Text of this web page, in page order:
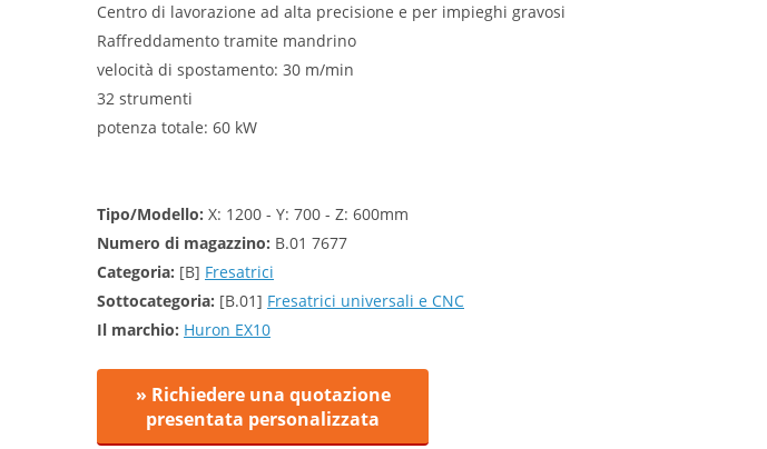
Centro di lavorazione ad alta precisione e per impieghi gravosi
Raffreddamento tramite mandrino
velocità di spostamento: 30 m/min
32 strumenti
potenza totale: 60 kW
Tipo/Modello: X: 1200 - Y: 700 - Z: 600mm
Numero di magazzino: B.01 7677
Categoria: [B] Fresatrici
Sottocategoria: [B.01] Fresatrici universali e CNC
Il marchio: Huron EX10
» Richiedere una quotazione
presentata personalizzata